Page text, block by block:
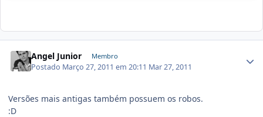
Angel Junior Membro
Postado Março 27, 2011 em 20:11 Mar 27, 2011
Versões mais antigas também possuem os robos.
:D